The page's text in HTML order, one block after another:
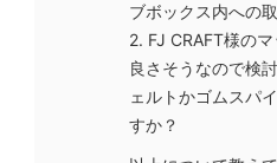
ブボックス内への
2. FJ CRAFT様のマ
良さそうなので検
ェルトかゴムスパ
すか？